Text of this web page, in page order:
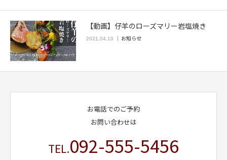
【動画】仔羊のローズマリー岩塩焼き
2021.04.10 お知らせ
お電話でのご予約
お問い合わせは
TEL.092-555-5456